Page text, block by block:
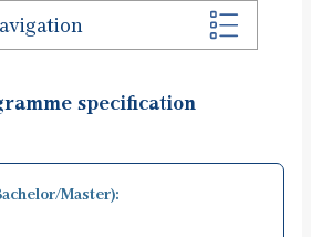
specification
Master):